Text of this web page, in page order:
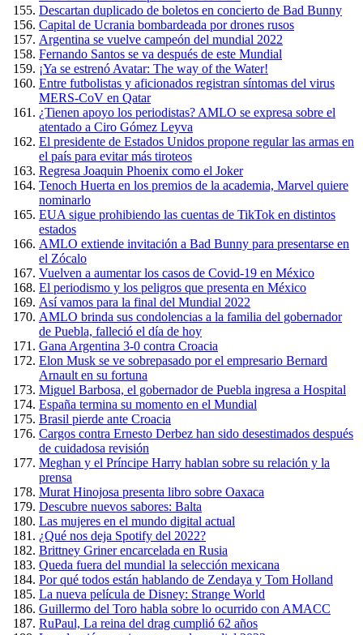
Descartan duplicado de boletos en concierto de Bad Bunny
Capital de Ucrania bombardeada por drones rusos
Argentina se vuelve campeón del mundial 2022
Fernando Santos se va después de este Mundial
¡Ya se estrenó Avatar: The way of the Water!
Entre futbolistas y aficionados registran síntomas del virus
MERS-CoV en Qatar
¿Tienen apoyo los periodistas? AMLO se expresa sobre el
atentado a Ciro Gómez Leyva
El presidente de Estados Unidos propone regular las armas en
el país para evitar más tiroteos
Regresa Joaquin Phoenix como el Joker
Tenoch Huerta en los premios de la academia, Marvel quiere
nominarlo
EUA sigue prohibiendo las cuentas de TikTok en distintos
estados
AMLO extiende invitación a Bad Bunny para presentarse en
el Zócalo
Vuelven a aumentar los casos de Covid-19 en México
El periodismo y los peligros que presenta en México
Así vamos para la final del Mundial 2022
AMLO brinda sus condolencias a la familia del gobernador
de Puebla, falleció el día de hoy
Gana Argentina 3-0 contra Croacia
Elon Musk se ve sobrepasado por el empresario Bernard
Arnault en su fortuna
Miguel Barbosa, el gobernador de Puebla ingresa a Hospital
España termina su momento en el Mundial
Brasil pierde ante Croacia
Cargos contra Ernesto Derbez han sido desestimados después
de cuidadosa revisión
Meghan y el Príncipe Harry hablan sobre su relación y la
prensa
Murat Hinojosa presenta libro sobre Oaxaca
Descubre nuevos sabores: Balta
Las mujeres en el mundo digital actual
¿Qué nos deja Spotify del 2022?
Brittney Griner encarcelada en Rusia
Queda fuera del mundial la selección mexicana
Por qué todos están hablando de Zendaya y Tom Holland
La nueva película de Disney: Strange World
Guillermo del Toro habla sobre lo ocurrido con AMACC
RuPaul, La reina del drag cumplió 62 años